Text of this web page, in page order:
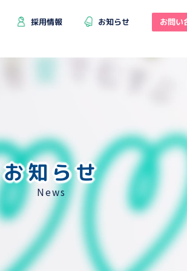
採用情報 お知らせ お問い
お知らせ
News